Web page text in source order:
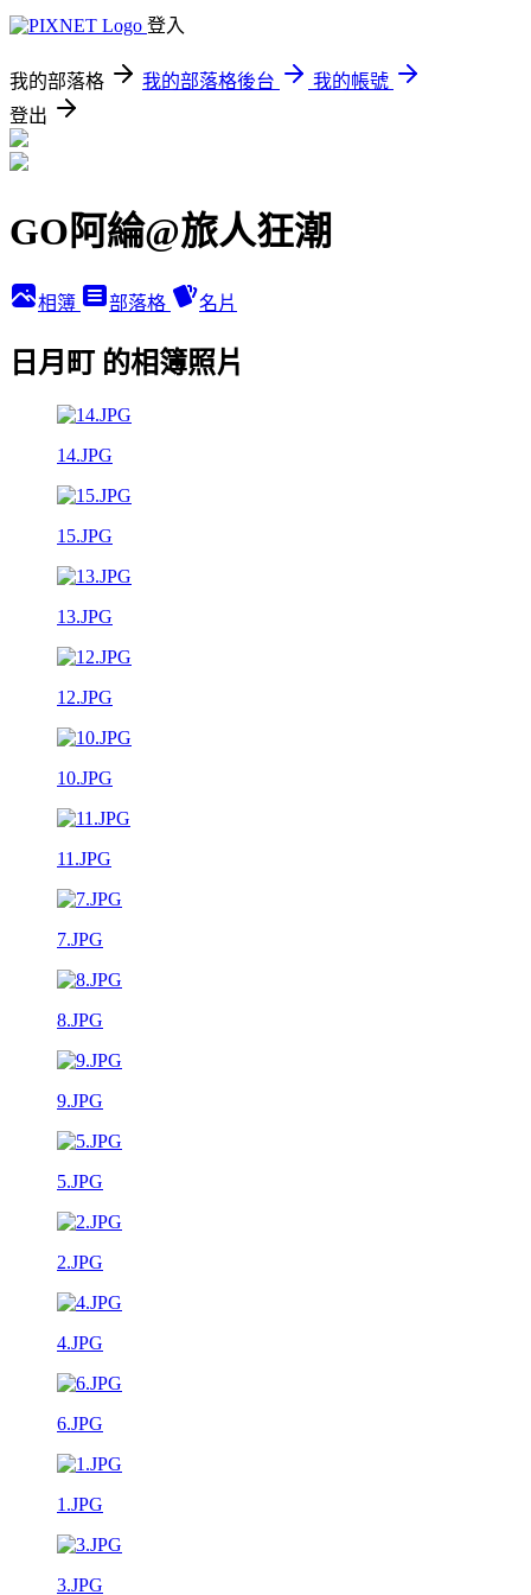
登入
我的部落格 我的部落格後台
我的帳號
登出
GO阿綸@旅人狂潮
相簿 部落格 名片
日月町 的相簿照片
14.JPG
15.JPG
13.JPG
12.JPG
10.JPG
11.JPG
7.JPG
8.JPG
9.JPG
5.JPG
2.JPG
4.JPG
6.JPG
1.JPG
3.JPG